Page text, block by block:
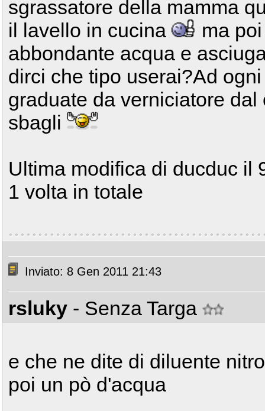
sgrassatore della mamma
il lavello in cucina
ma
abbondante acqua e
dirci che tipo userai?Ad
graduate da verniciatore
sbagli
Ultima modifica di ducduc il
1 volta in totale
Inviato: 8 Gen 2011 21:43
rsluky - Senza Targa
e che ne dite di diluente
poi un pò d'acqua